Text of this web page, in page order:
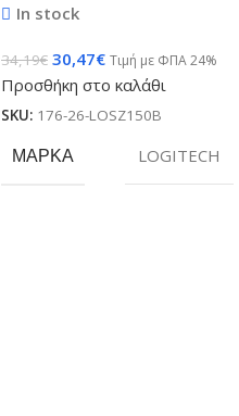
In stock
34,19€ 30,47€ Τιμή με ΦΠΑ 24%
Προσθήκη στο καλάθι
SKU: 176-26-LOSZ150B
ΜΆΡΚΑ LOGITECH